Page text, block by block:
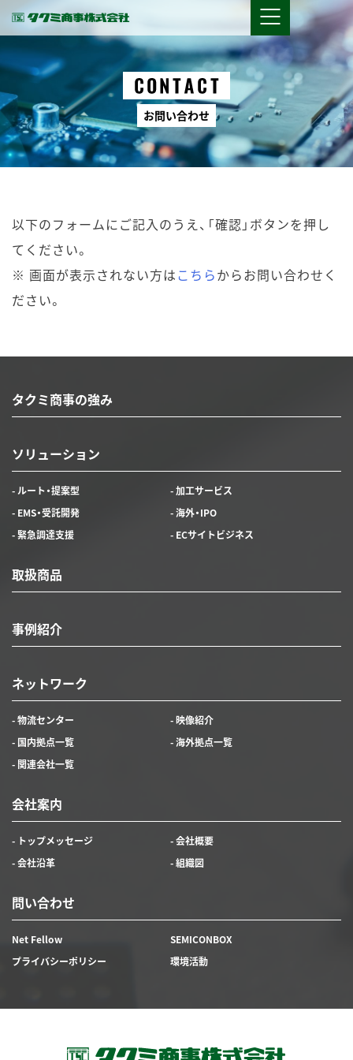
お問い合わせ
以下のフォームにご記入のうえ、「確認」ボタンを押し
てください。
※ 画面が表示されない方はこちらからお問い合わせく
ださい。
タクミ商事の強み
ソリューション
- ルート・提案型
- 加工サービス
- EMS・受託開発
- 海外・IPO
- 緊急調達支援
- ECサイトビジネス
取扱商品
事例紹介
ネットワーク
- 物流センター
- 映像紹介
- 国内拠点一覧
- 海外拠点一覧
- 関連会社一覧
会社案内
- トップメッセージ
- 会社概要
- 会社沿革
- 組織図
問い合わせ
Net Fellow
SEMICONBOX
プライバシーポリシー
環境活動